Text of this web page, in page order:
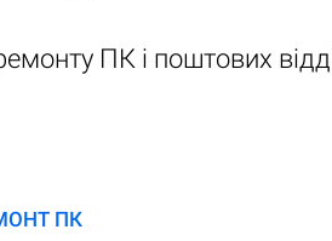
ПК і поштових
ПК